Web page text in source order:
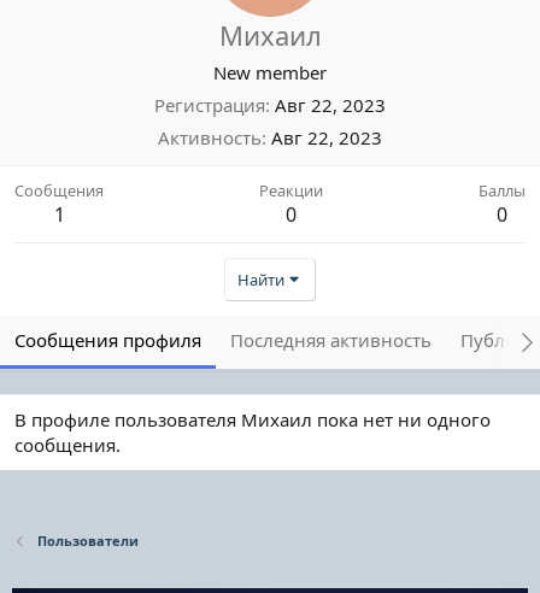
Михаил
New member
Регистрация Авг 22, 2023
Активность Авг 22, 2023
Сообщения
1
Реакции
0
Баллы
0
Найти
Сообщения профиля Последняя активность
В профиле пользователя Михаил пока нет ни одного
сообщения.
Пользователи